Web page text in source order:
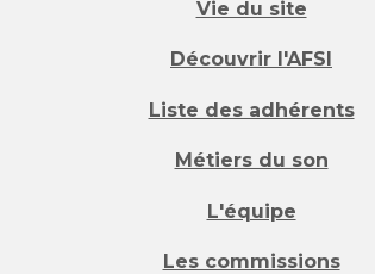
Vie du site
Découvrir l'AFSI
Liste des adhérents
Métiers du son
L'équipe
Les commissions